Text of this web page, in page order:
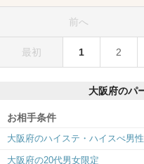
前へ
最初 1 2
大阪府のパ
お相手条件
大阪府のハイステ・ハイスぺ男性
大阪府の20代男女限定